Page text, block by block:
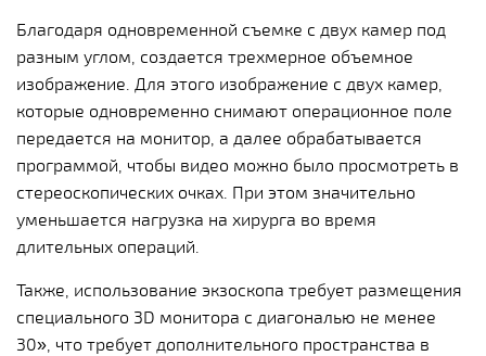
Благодаря одновременной съемке с двух камер под
разным углом, создается трехмерное объемное
изображение. Для этого изображение с двух камер,
которые одновременно снимают операционное поле
передается на монитор, а далее обрабатывается
программой, чтобы видео можно было просмотреть в
стереоскопических очках. При этом значительно
уменьшается нагрузка на хирурга во время
длительных операций.
Также, использование экзоскопа требует размещения
специального 3D монитора с диагональю не менее
30», что требует дополнительного пространства в